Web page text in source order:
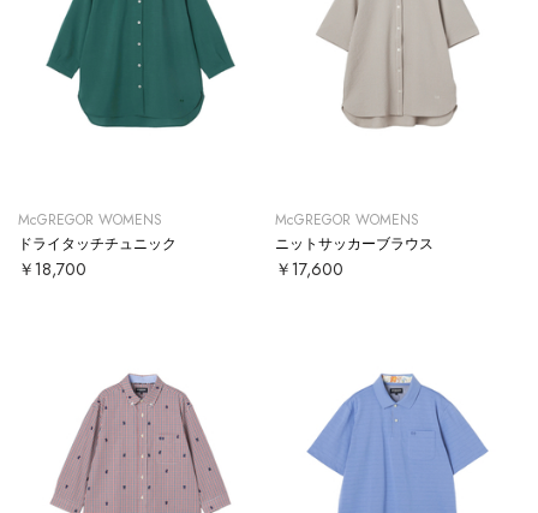
McGREGOR WOMENS
ドライタッチチュニック
￥18,700
McGREGOR WOMENS
ニットサッカーブラウス
￥17,600